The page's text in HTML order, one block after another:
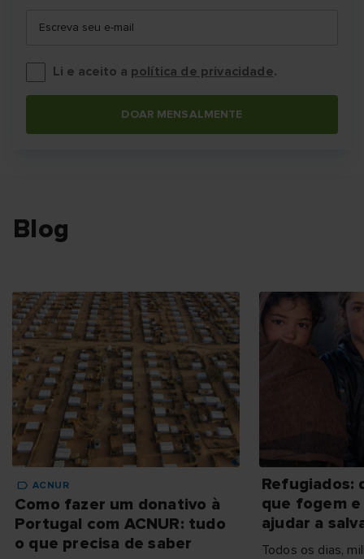
Escreva seu e-mail
Li e aceito a política de privacidade.
DOAR MENSALMENTE
Blog
ACNUR
Como fazer um donativo à
Portugal com ACNUR: tudo
o que precisa de saber
Refugiados:
que fogem
ajudar a
Todos os dias,